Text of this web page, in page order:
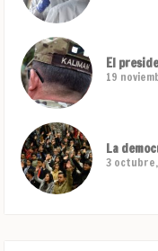
El
19
La
3